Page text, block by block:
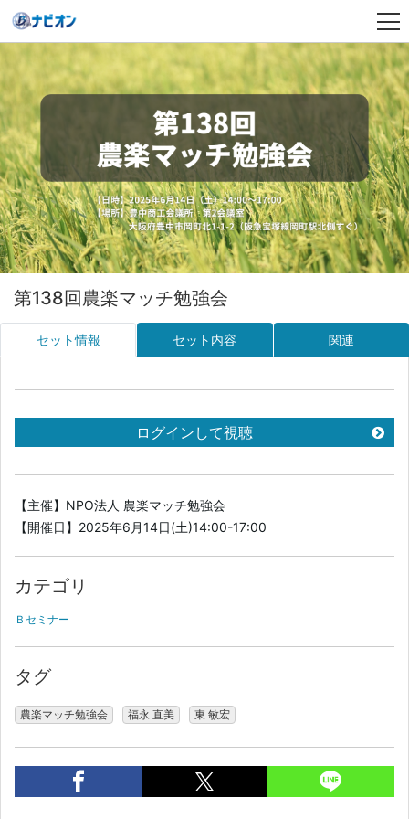
第138回農楽マッチ勉強会
セット情報 セット内容 関連
ログインして視聴
【主催】NPO法人 農楽マッチ勉強会
【開催日】2025年6月14日(土)14:00-17:00
カテゴリ
Ｂセミナー
タグ
農楽マッチ勉強会 福永 直美 東 敏宏